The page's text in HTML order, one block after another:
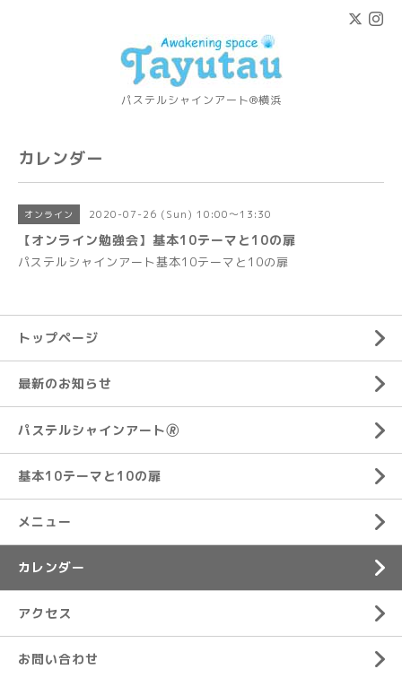
パステルシャインアート®横浜
カレンダー
オンライン 2020-07-26 (Sun) 10:00～13:30
【オンライン勉強会】基本10テーマと10の扉
パステルシャインアート基本10テーマと10の扉
トップページ
最新のお知らせ
パステルシャインアート🄬
基本10テーマと10の扉
メニュー
カレンダー
アクセス
お問い合わせ